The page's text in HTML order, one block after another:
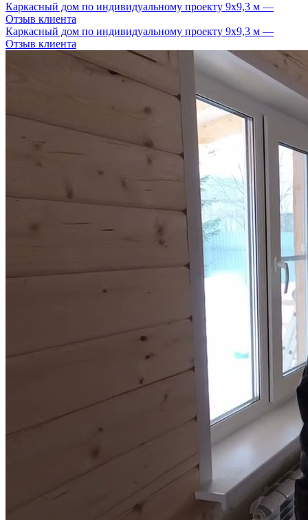
Каркасный дом по индивидуальному проекту 9х9,3 м —
Отзыв клиента
Каркасный дом по индивидуальному проекту 9х9,3 м —
Отзыв клиента